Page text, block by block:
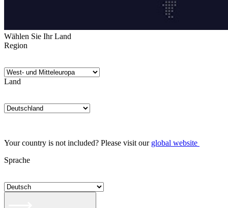
Wählen Sie Ihr Land
Region
Land
Your country is not included? Please visit our global website
Sprache